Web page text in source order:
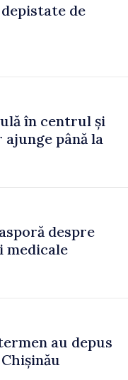
de
în centrul și
până la
despre
medicale
au depus